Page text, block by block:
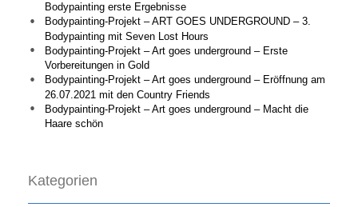
Bodypainting erste Ergebnisse
Bodypainting-Projekt – ART GOES UNDERGROUND – 3.
Bodypainting mit Seven Lost Hours
Bodypainting-Projekt – Art goes underground – Erste
Vorbereitungen in Gold
Bodypainting-Projekt – Art goes underground – Eröffnung am
26.07.2021 mit den Country Friends
Bodypainting-Projekt – Art goes underground – Macht die
Haare schön
Kategorien